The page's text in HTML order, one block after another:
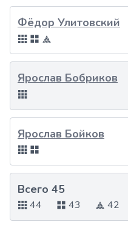
Фёдор Улитовский
Ярослав Бобриков
Ярослав Бойков
Всего 45
44 43 42